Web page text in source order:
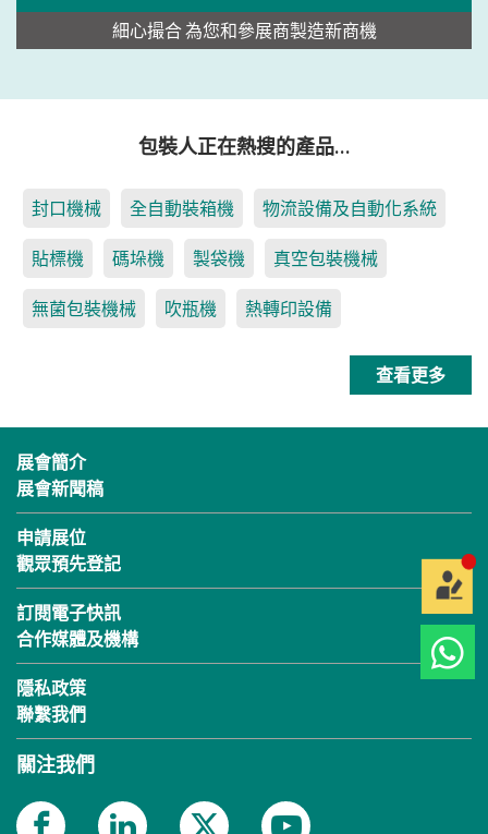
細心撮合 為您和參展商製造新商機
包裝人正在熱搜的產品…
封口機械 全自動裝箱機 物流設備及自動化系統
貼標機 碼垛機 製袋機 真空包裝機械
無菌包裝機械 吹瓶機 熱轉印設備
查看更多
展會簡介
展會新聞稿
申請展位
觀眾預先登記
訂閱電子快訊
合作媒體及機構
隱私政策
聯繫我們
關注我們